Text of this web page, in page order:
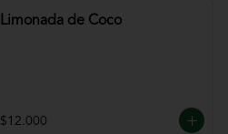
Limonada de Coco
$12.000